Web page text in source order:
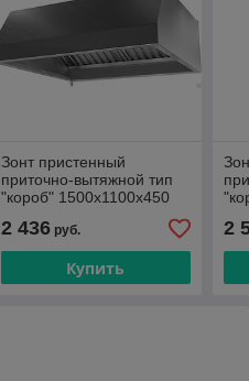
Зонт пристенный
приточно-вытяжной тип
"короб" 1500х1100х450
2 436руб.
Купить
2